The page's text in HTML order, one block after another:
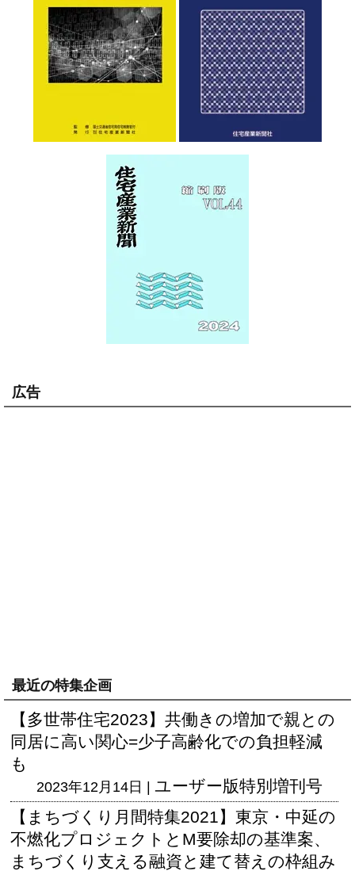
広告
最近の特集企画
【多世帯住宅2023】共働きの増加で親との
同居に高い関心=少子高齢化での負担軽減
も
2023年12月14日 | ユーザー版特別増刊号
【まちづくり月間特集2021】東京・中延の
不燃化プロジェクトとM要除却の基準案、
まちづくり支える融資と建て替えの枠組み